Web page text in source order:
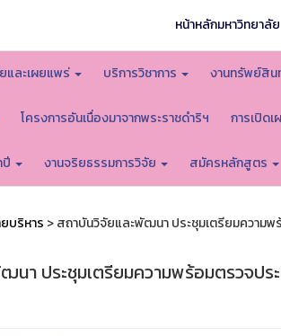
หน้าหลักมหาวิทยาลัย
และเผยแพร่ บริการวิชาการ งานทรัพย์สิ
โครงการอันเนื่องมาจากพระราชดำริฯ การเปิด
ปี งานจริยธรรมการวิจัย สมัครหลักสูตร
บริหาร > สถาบันวิจัยและพัฒนา ประชุมเตรียมความ
นา ประชุมเตรียมความพร้อมตรวจป